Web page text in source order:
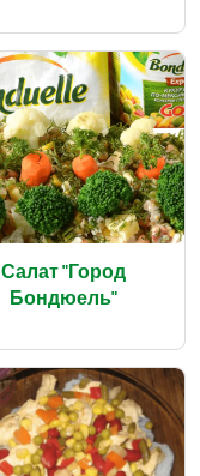
Салат "Город
Бондюель"